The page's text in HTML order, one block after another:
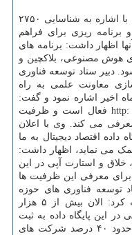
مهدی محمدی در گفتگو با خبرنگار مهر، با اشاره به شناسایی ۲۷۵۰
برنامه ریزی برای فراهم
اظهار داشت: برنامه های
در رابطه با ۳ فناوری هوش مصنوعی، بلاکچین و
دبیر ستاد توسعه فناوری
معاونت علمی به راه
پایگاه داده اقتصاد دیجیتال در ۶ ماه اخیر اشاره نمود و گفت:
این پایگاه الان در نشانی http: //digitalstat.ir فعال است و ظرفیت
می کند. وی با اعلان
داده اقتصاد دیجیتال به ما
می نماید، اظهار داشت:
خلاق و استارت آپی در این
معرفی این ظرفیت ها
توسعه فناوری های حوزه
اقتصاد دیجیتال و هوشمندسازی، اضافه کرد: الان بیش از ۵ هزار
این پایگاه داده به ثبت
رسیده اند، اظهار داشت: از این تعداد حدود ۴۰ درصد شرکت های